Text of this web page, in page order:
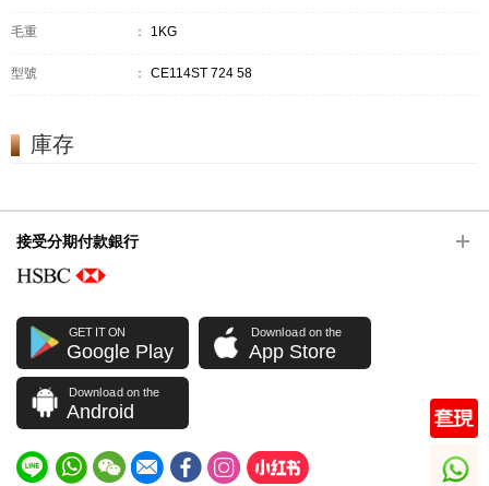
毛重 ： 1KG
型號 ： CE114ST 724 58
庫存
接受分期付款銀行
GET IT ON
Google Play
Download on the
App Store
Download on the
Android